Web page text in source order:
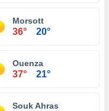
Morsott
36° 20°
Ouenza
37° 21°
Souk Ahras